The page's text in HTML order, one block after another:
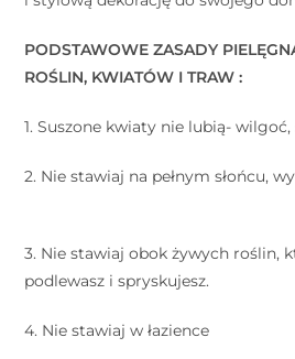
PODSTAWOWE ZASADY
ROŚLIN, KWIATÓW I TRAW :
1. Suszone kwiaty nie lubią- wilgoć,
2. Nie stawiaj na pełnym słońcu,
3. Nie stawiaj obok żywych roślin,
podlewasz i spryskujesz.
4. Nie stawiaj w łazience